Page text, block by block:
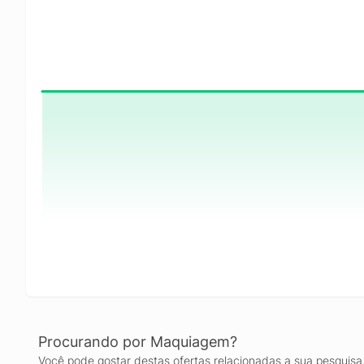
Procurando por Maquiagem?
Você pode gostar destas ofertas relacionadas a sua